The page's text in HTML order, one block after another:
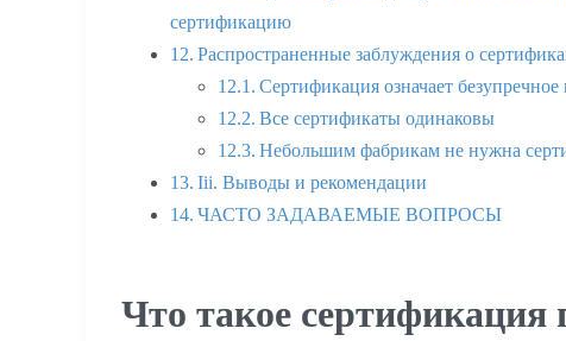
сертификацию
Распространенные заблуждения о
Сертификация означает безупречное
Все сертификаты одинаковы
Небольшим фабрикам не нужна
Iii. Выводы и рекомендации
ЧАСТО ЗАДАВАЕМЫЕ ВОПРОСЫ
Что такое сертификация